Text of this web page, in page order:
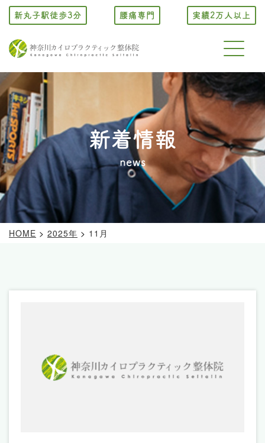
新丸子駅徒歩3分 腰痛専門 実績2万人以上
新着情報
news
HOME > 2025年 > 11月